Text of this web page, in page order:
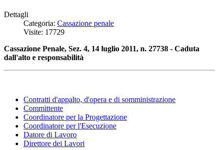
Dettagli
Categoria: Cassazione penale
Visite: 17729
Cassazione Penale, Sez. 4, 14 luglio 2011, n. 27738 - Caduta
dall'alto e responsabilità
Contratti d'appalto, d'opera e di somministrazione
Committente
Coordinatore per la Progettazione
Coordinatore per l'Esecuzione
Datore di Lavoro
Direttore dei Lavori